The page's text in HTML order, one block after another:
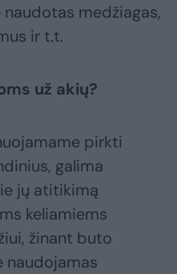
medžiagas,
ir t.t.
už akių?
pirkti
galima
jų atitikimą
keliamiems
žinant buto
naudojamas